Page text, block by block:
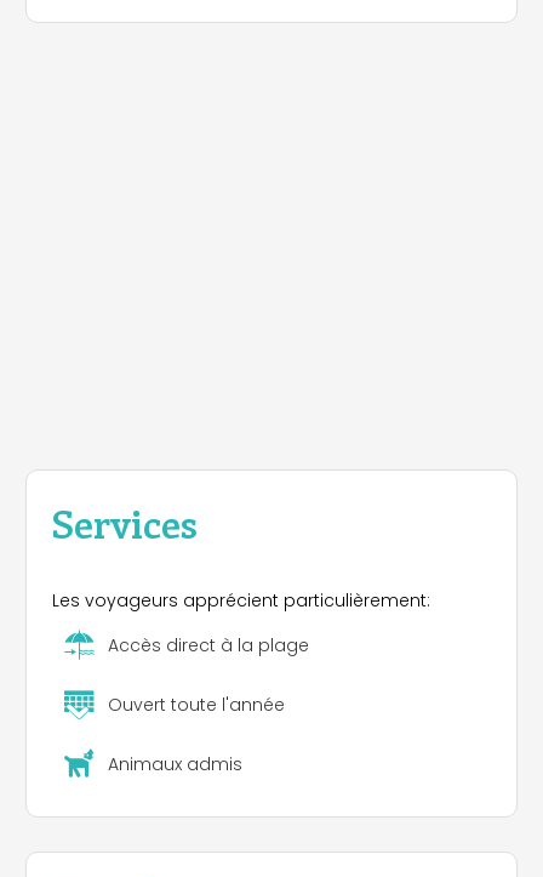
Services
Les voyageurs apprécient particulièrement:
Accès direct à la plage
Ouvert toute l'année
Animaux admis